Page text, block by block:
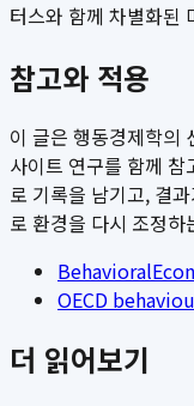
터스와 함께 차별화된
참고와 적용
이 글은 행동경제학의
사이트 연구를 함께
로 기록을 남기고, 결
로 환경을 다시 조정
OECD
더 읽어보기